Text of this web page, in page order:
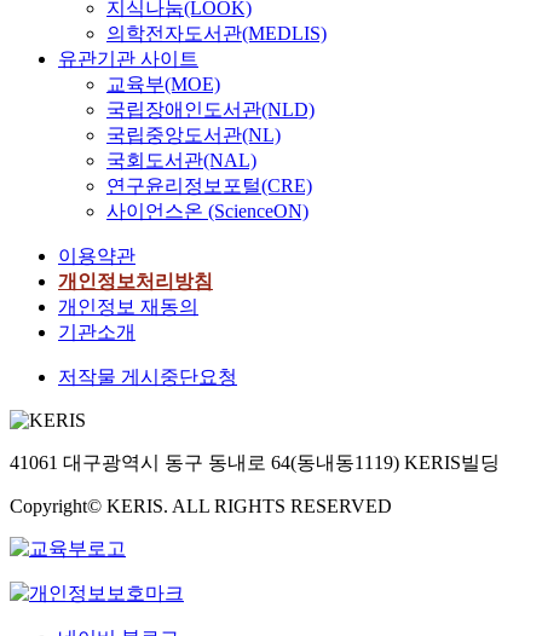
지식나눔(LOOK)
의학전자도서관(MEDLIS)
유관기관 사이트
교육부(MOE)
국립장애인도서관(NLD)
국립중앙도서관(NL)
국회도서관(NAL)
연구윤리정보포털(CRE)
사이언스온 (ScienceON)
이용약관
개인정보처리방침
개인정보 재동의
기관소개
저작물 게시중단요청
41061 대구광역시 동구 동내로 64(동내동1119) KERIS빌딩
Copyright© KERIS. ALL RIGHTS RESERVED